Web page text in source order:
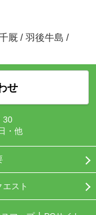
厩 / 羽後牛島 /
せ
30
・他
エスト